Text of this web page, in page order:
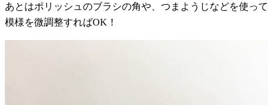
あとはポリッシュのブラシの角や、つまようじなどを使って
模様を微調整すればOK！